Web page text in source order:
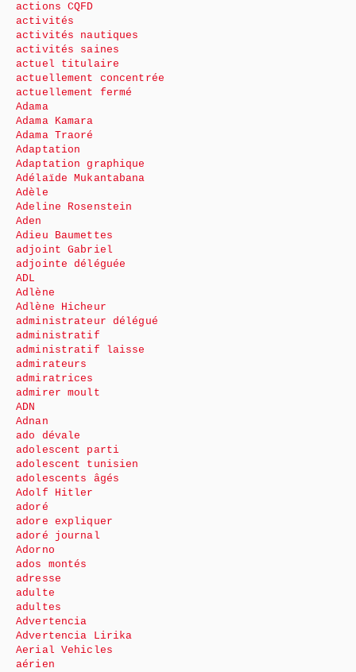
actions CQFD
activités
activités nautiques
activités saines
actuel titulaire
actuellement concentrée
actuellement fermé
Adama
Adama Kamara
Adama Traoré
Adaptation
Adaptation graphique
Adélaïde Mukantabana
Adèle
Adeline Rosenstein
Aden
Adieu Baumettes
adjoint Gabriel
adjointe déléguée
ADL
Adlène
Adlène Hicheur
administrateur délégué
administratif
administratif laisse
admirateurs
admiratrices
admirer moult
ADN
Adnan
ado dévale
adolescent parti
adolescent tunisien
adolescents âgés
Adolf Hitler
adoré
adore expliquer
adoré journal
Adorno
ados montés
adresse
adulte
adultes
Advertencia
Advertencia Lirika
Aerial Vehicles
aérien